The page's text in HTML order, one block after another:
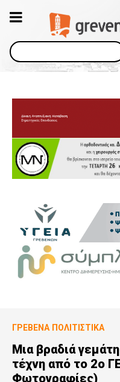
Αναζήτηση
ΓΡΕΒΕΝΆ ΠΟΛΙΤΙΣΤΙΚΆ
Μια βραδιά
τέχνη από το 2ο
Φωτογραφίες)